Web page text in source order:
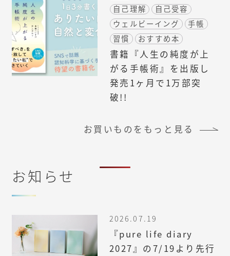
自己理解
自己受容
ウェルビーイング
手帳
習慣
おすすめ本
書籍『人生の純度が上
がる手帳術』を出版し
発売1ヶ月で1万部突
破!!
お買いものをもっと見る
お知らせ
2026.07.19
『pure life diary
2027』の7/19より先行